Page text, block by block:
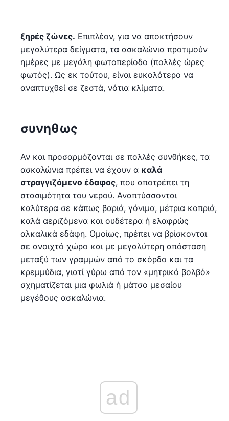
ξηρές ζώνες. Επιπλέον, για να αποκτήσουν
μεγαλύτερα δείγματα, τα ασκαλώνια προτιμούν
ημέρες με μεγάλη φωτοπερίοδο (πολλές ώρες
φωτός). Ως εκ τούτου, είναι ευκολότερο να
αναπτυχθεί σε ζεστά, νότια κλίματα.
συνηθως
Αν και προσαρμόζονται σε πολλές συνθήκες, τα
ασκαλώνια πρέπει να έχουν α καλά
στραγγιζόμενο έδαφος, που αποτρέπει τη
στασιμότητα του νερού. Αναπτύσσονται
καλύτερα σε κάπως βαριά, γόνιμα, μέτρια κοπριά,
καλά αεριζόμενα και ουδέτερα ή ελαφρώς
αλκαλικά εδάφη. Ομοίως, πρέπει να βρίσκονται
σε ανοιχτό χώρο και με μεγαλύτερη απόσταση
μεταξύ των γραμμών από το σκόρδο και τα
κρεμμύδια, γιατί γύρω από τον «μητρικό βολβό»
σχηματίζεται μια φωλιά ή μάτσο μεσαίου
μεγέθους ασκαλώνια.
ad